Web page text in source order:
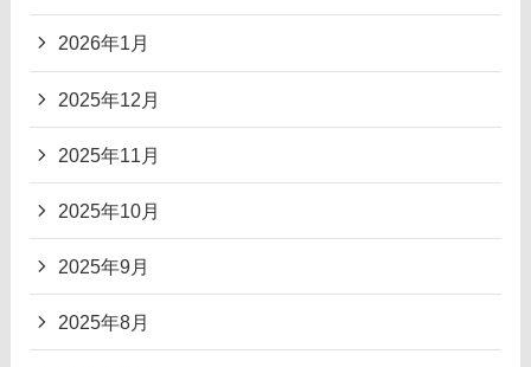
2026年1月
2025年12月
2025年11月
2025年10月
2025年9月
2025年8月